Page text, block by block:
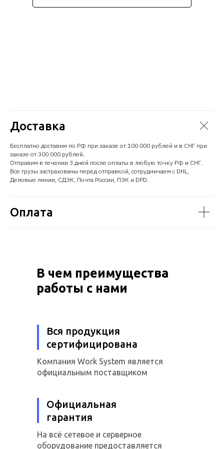
Стоимость уточняйте
Доставка
Бесплатно доставим по РФ при заказе от 100 000 рублей и в СНГ при
заказе от 300 000 рублей.
Отправим в течении 3 дней после оплаты в любую точку РФ и СНГ.
Все грузы застрахованы перед отправкой, сотрудничаем с DHL,
Деловые линии, СДЭК, Почта России, ПЭК и DPD.
Оплата
В чем преимущества
работы с нами
Вся продукция
сертифицирована
Компания Work System является
официальным поставщиком
Официальная
гарантия
На всё сетевое и серверное
оборудование предоставляется